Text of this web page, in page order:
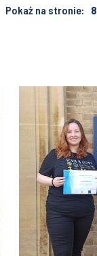
Pokaż na stronie: 8